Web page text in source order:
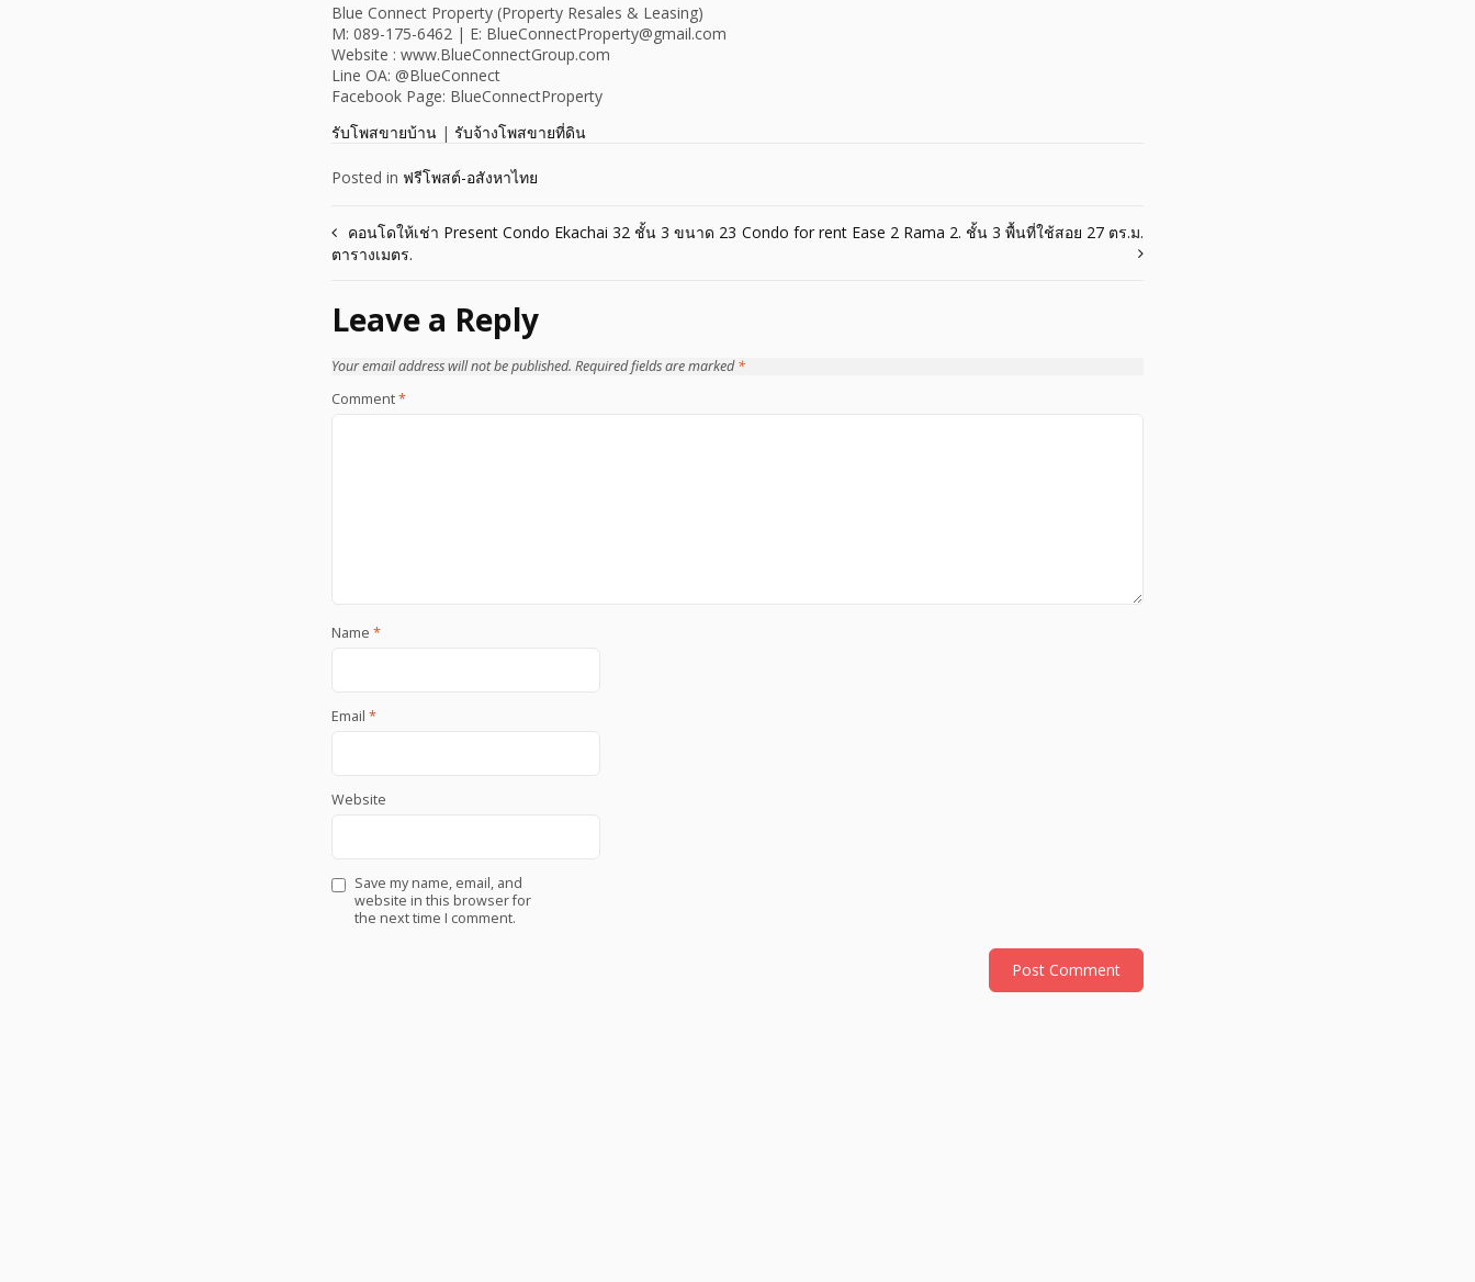
Blue Connect Property (Property Resales & Leasing)
M: 089-175-6462 | E: BlueConnectProperty@gmail.com
Website : www.BlueConnectGroup.com
Line OA: @BlueConnect
Facebook Page: BlueConnectProperty
รับโพสขายบ้าน | รับจ้างโพสขายที่ดิน
Posted in ฟรีโพสต์-อสังหาไทย
Post
คอนโดให้เช่า Present Condo Ekachai 32 ชั้น 3 ขนาด 23
ตารางเมตร.
Condo for rent Ease 2 Rama 2. ชั้น 3 พื้นที่ใช้สอย 27 ตร.ม.
Leave a Reply
Your email address will not be published. Required fields are marked*
Comment*
Name *
Email *
Website
Save my name, email, and
website in this browser for
the next time I comment.